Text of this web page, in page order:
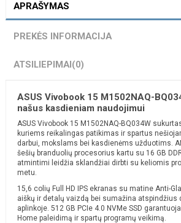
APRAŠYMAS
PREKĖS INFORMACIJA
ATSILIEPIMAI(0)
ASUS Vivobook 15 M1502NAQ-
našus kasdieniam naudojimui
ASUS Vivobook 15 M1502NAQ-BQ034W
kuriems reikalingas patikimas ir spartus
darbui, mokslams bei kasdienėms užduotims.
šešių branduolių procesorius kartu su 16 GB
atmintimi leidžia sklandžiai dirbti su keliomis
metu.
15,6 colių Full HD IPS ekranas su matine Anti-
aiškų ir detalų vaizdą bei sumažina atspindžius
aplinkoje. 512 GB PCIe 4.0 NVMe SSD
Home paleidimą ir spartų programų veikimą.